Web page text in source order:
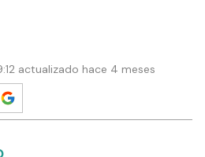
actualizado hace 4 meses